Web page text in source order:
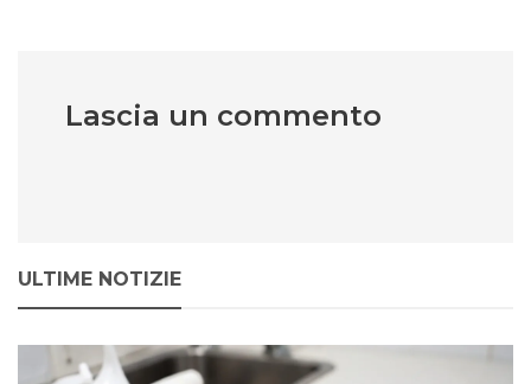
Lascia un commento
ULTIME NOTIZIE